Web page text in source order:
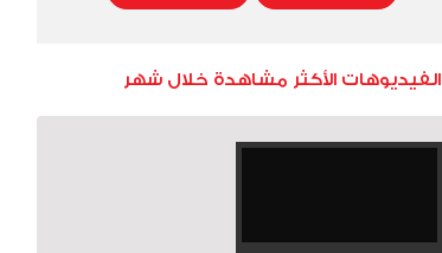
الفيديوهات الأكثر مشاهدة خلال شهر